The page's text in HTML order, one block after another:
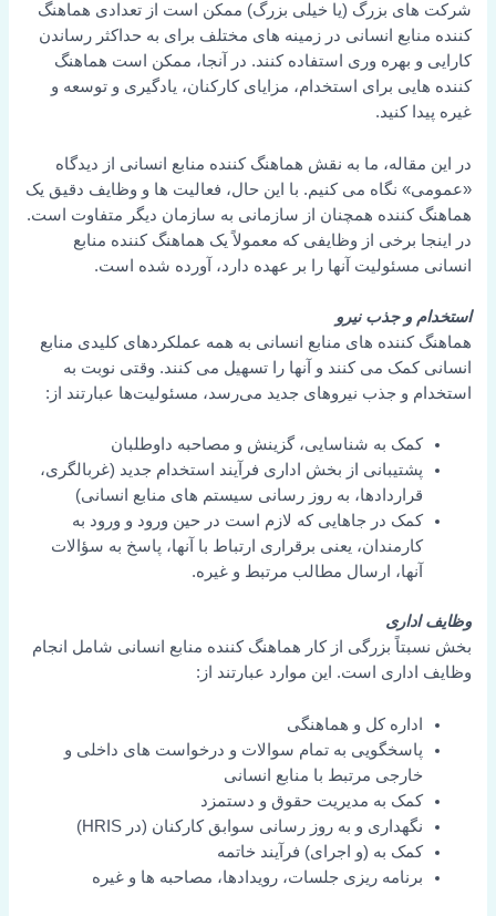
شرکت های بزرگ (یا خیلی بزرگ) ممکن است از تعدادی هماهنگ
کننده منابع انسانی در زمینه های مختلف برای به حداکثر رساندن
کارایی و بهره وری استفاده کنند. در آنجا، ممکن است هماهنگ
کننده هایی برای استخدام، مزایای کارکنان، یادگیری و توسعه و
غیره پیدا کنید.
در این مقاله، ما به نقش هماهنگ کننده منابع انسانی از دیدگاه
«عمومی» نگاه می کنیم. با این حال، فعالیت ها و وظایف دقیق یک
هماهنگ کننده همچنان از سازمانی به سازمان دیگر متفاوت است.
در اینجا برخی از وظایفی که معمولاً یک هماهنگ کننده منابع
انسانی مسئولیت آنها را بر عهده دارد، آورده شده است.
استخدام و جذب نیرو
هماهنگ کننده های منابع انسانی به همه عملکردهای کلیدی منابع
انسانی کمک می کنند و آنها را تسهیل می کنند. وقتی نوبت به
استخدام و جذب نیروهای جدید می‌رسد، مسئولیت‌ها عبارتند از:
کمک به شناسایی، گزینش و مصاحبه داوطلبان
پشتیبانی از بخش اداری فرآیند استخدام جدید (غربالگری،
قراردادها، به روز رسانی سیستم های منابع انسانی)
کمک در جاهایی که لازم است در حین ورود و ورود به
کارمندان، یعنی برقراری ارتباط با آنها، پاسخ به سؤالات
آنها، ارسال مطالب مرتبط و غیره.
وظایف اداری
بخش نسبتاً بزرگی از کار هماهنگ کننده منابع انسانی شامل انجام
وظایف اداری است. این موارد عبارتند از:
اداره کل و هماهنگی
پاسخگویی به تمام سوالات و درخواست های داخلی و
خارجی مرتبط با منابع انسانی
کمک به مدیریت حقوق و دستمزد
نگهداری و به روز رسانی سوابق کارکنان (در HRIS)
کمک به (و اجرای) فرآیند خاتمه
برنامه ریزی جلسات، رویدادها، مصاحبه ها و غیره